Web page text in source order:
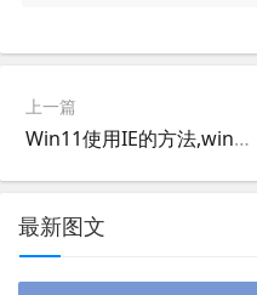
上一篇
Win11使用IE的方法,win2025使用IE的方法
最新图文